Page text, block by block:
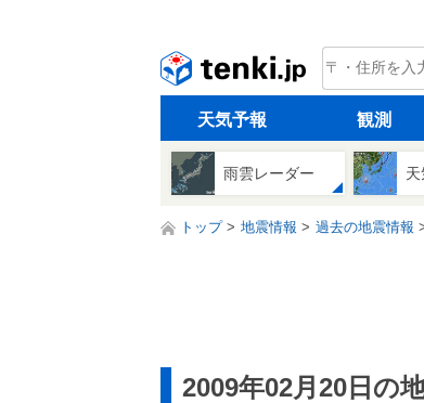
tenki.jp
天気予報 観測
雨雲レーダー 天
トップ 地震情報 過去の地震情報
2009年02月20日の